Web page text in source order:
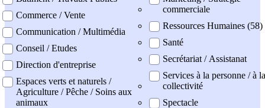
Commerce / Vente
Communication / Multimédia
Conseil / Etudes
Direction d'entreprise
Espaces verts et naturels /
Agriculture / Pêche / Soins aux
animaux
commerciale
Ressources Humaines (58)
Santé
Secrétariat / Assistanat
Services à la personne / à la
collectivité
Spectacle